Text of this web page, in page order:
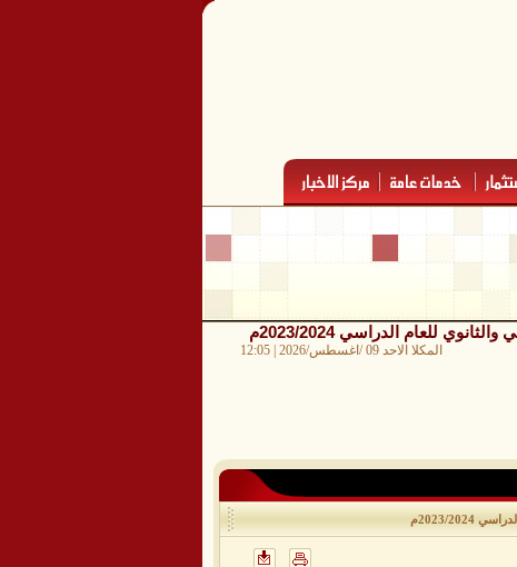
للعام الدراسي 2023/2024م
المكلا الاحد 09 /اغسطس/2026 | 12:05
2024م